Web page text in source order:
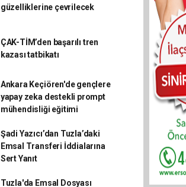
güzelliklerine çevrilecek
ÇAK-TİM’den başarılı tren
kazası tatbikatı
Ankara Keçiören'de gençlere
yapay zeka destekli prompt
mühendisliği eğitimi
Şadi Yazıcı’dan Tuzla’daki
Emsal Transferi İddialarına
Sert Yanıt
Tuzla'da Emsal Dosyası